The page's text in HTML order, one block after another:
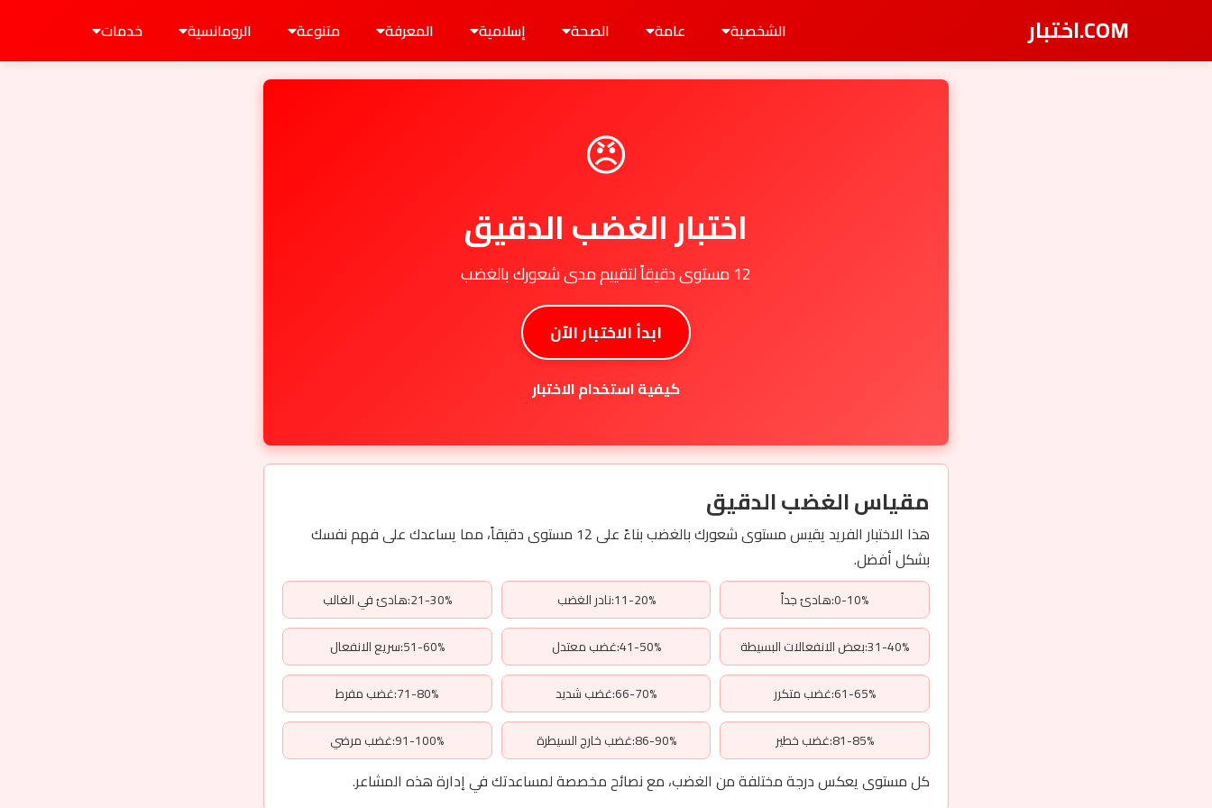
COM.اختبار الشخصية عامة الصحة إسلامية المعرفة متنوعة الرومانسية خدمات
😠
اختبار الغضب الدقيق
12 مستوى دقيقاً لتقييم مدى شعورك بالغضب
ابدأ الاختبار الآن
كيفية استخدام الاختبار
مقياس الغضب الدقيق
هذا الاختبار الفريد يقيس مستوى شعورك بالغضب بناءً على 12 مستوى دقيقاً، مما يساعدك على فهم نفسك
بشكل أفضل.
0-10%:هادئ جداً 11-20%:نادر الغضب
21-30%:هادئ في الغالب
31-40%:بعض الانفعالات البسيطة
41-50%:غضب معتدل
51-60%:سريع الانفعال
61-65%:غضب متكرر
66-70%:غضب شديد
71-80%:غضب مفرط
81-85%:غضب خطير
86-90%:غضب خارج السيطرة 91-100%:غضب مرضي
كل مستوى يعكس درجة مختلفة من الغضب، مع نصائح مخصصة لمساعدتك في إدارة هذه المشاعر.